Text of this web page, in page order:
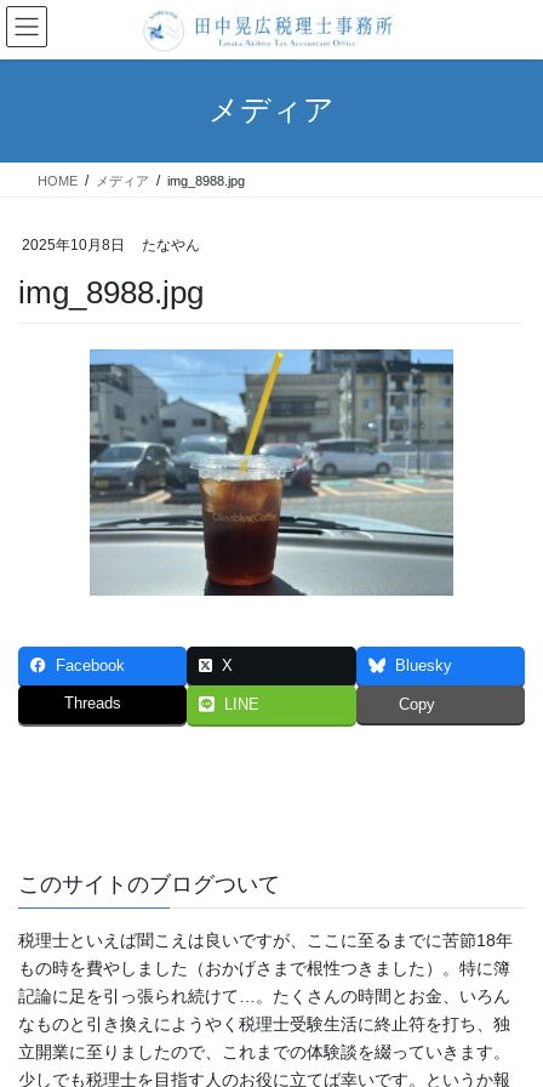
コ
ン
テ
ス
ナ
ビ
ゲ
ン
メディア
HOME メディア img_8988.jpg
2025年10月8日 たなやん
img_8988.jpg
Facebook X Bluesky
Threads LINE Copy
このサイトのブログついて
税理士といえば聞こえは良いですが、ここに至るまでに苦節18年
もの時を費やしました（おかげさまで根性つきました）。特に簿
記論に足を引っ張られ続けて…。たくさんの時間とお金、いろん
なものと引き換えにようやく税理士受験生活に終止符を打ち、独
立開業に至りましたので、これまでの体験談を綴っていきます。
少しでも税理士を目指す人のお役に立てば幸いです。というか報